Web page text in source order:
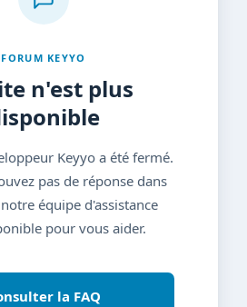
FORUM KEYYO
n'est plus
Keyyo a été fermé.
pas de réponse dans
équipe d'assistance
pour vous aider.
la FAQ